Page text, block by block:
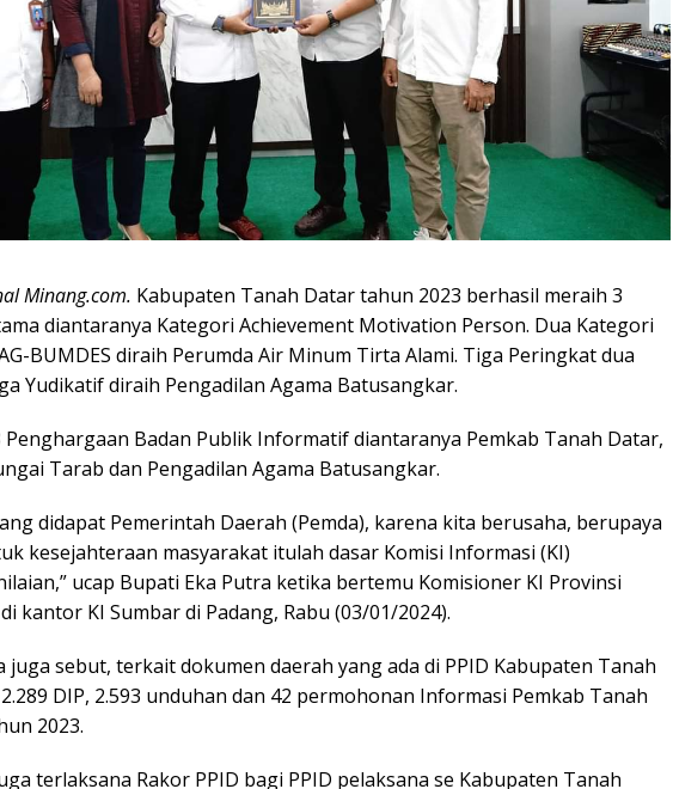
Minang.com. Kabupaten Tanah Datar tahun 2023 berhasil meraih 3
diantaranya Kategori Achievement Motivation Person. Dua Kategori
BUMDES diraih Perumda Air Minum Tirta Alami. Tiga Peringkat dua
Yudikatif diraih Pengadilan Agama Batusangkar.
Penghargaan Badan Publik Informatif diantaranya Pemkab Tanah Datar,
Tarab dan Pengadilan Agama Batusangkar.
didapat Pemerintah Daerah (Pemda), karena kita berusaha, berupaya
kesejahteraan masyarakat itulah dasar Komisi Informasi (KI)
ucap Bupati Eka Putra ketika bertemu Komisioner KI Provinsi
kantor KI Sumbar di Padang, Rabu (03/01/2024).
juga sebut, terkait dokumen daerah yang ada di PPID Kabupaten Tanah
DIP, 2.593 unduhan dan 42 permohonan Informasi Pemkab Tanah
2023.
terlaksana Rakor PPID bagi PPID pelaksana se Kabupaten Tanah